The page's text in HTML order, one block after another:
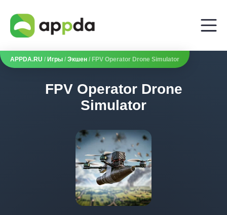
APPDA.RU / Игры / Экшен / FPV Operator Drone Simulator
FPV Operator Drone
Simulator